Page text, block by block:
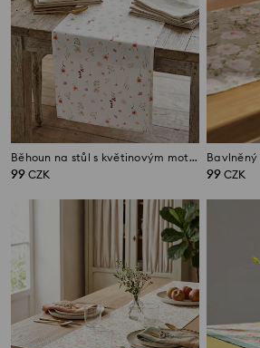
Běhoun na stůl s květinovým motivem
99 CZK 99 CZK